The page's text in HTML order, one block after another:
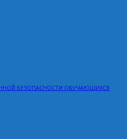
БЕЗОПАСНОСТИ ОБУЧАЮЩИХСЯ